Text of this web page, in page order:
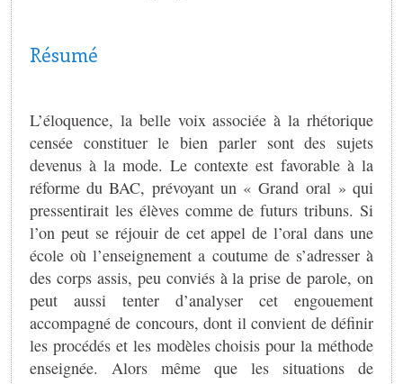
Résumé
L’éloquence, la belle voix associée à la rhétorique
censée constituer le bien parler sont des sujets
devenus à la mode. Le contexte est favorable à la
réforme du BAC, prévoyant un « Grand oral » qui
pressentirait les élèves comme de futurs tribuns. Si
l’on peut se réjouir de cet appel de l’oral dans une
école où l’enseignement a coutume de s’adresser à
des corps assis, peu conviés à la prise de parole, on
peut aussi tenter d’analyser cet engouement
accompagné de concours, dont il convient de définir
les procédés et les modèles choisis pour la méthode
enseignée. Alors même que les situations de